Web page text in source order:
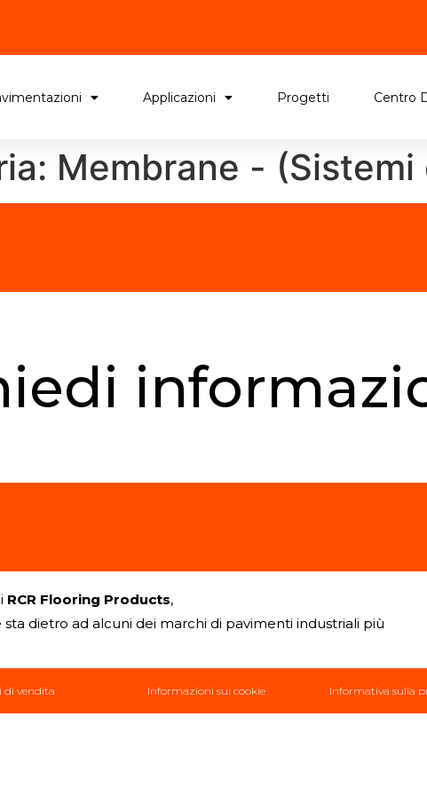
Applicazioni Progetti Centro
Membrane - (Sistemi
RCR Flooring Products,
sta dietro ad alcuni dei marchi di pavimenti industriali più
di vendita Informazioni sui cookie Informativa sulla